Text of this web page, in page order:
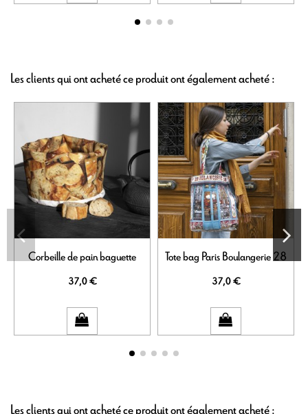
Les clients qui ont acheté ce produit ont également acheté :
Corbeille de pain baguette
37,0 €
Tote bag Paris Boulangerie 28
37,0 €
Les clients qui ont acheté ce produit ont également acheté :